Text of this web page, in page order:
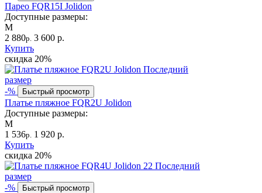
Парео FQR15I Jolidon
Доступные размеры:
M
2 880р. 3 600 р.
Купить
скидка 20%
Последний
размер
-%
Быстрый просмотр
Платье пляжное FQR2U Jolidon
Доступные размеры:
M
1 536р. 1 920 р.
Купить
скидка 20%
Последний
размер
-%
Быстрый просмотр